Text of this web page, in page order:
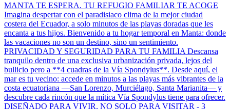
MANTA TE ESPERA. TU REFUGIO FAMILIAR TE ACOGE
Imagina despertar con el paradisiaco clima de la mejor ciudad
costera del Ecuador, a solo minutos de las playas doradas que les
encanta a tus hijos. Bienvenido a tu hogar temporal en Manta: donde
las vacaciones no son un destino, sino un sentimiento.
PRIVACIDAD Y SEGURIDAD PARA TU FAMILIA Descansa
tranquilo dentro de una exclusiva urbanización privada, lejos del
bullicio pero a **4 cuadras de la Vía Spondylus**. Desde aquí, el
mar es tu vecino: accede en minutos a las playas más vibrantes de la
costa ecuatoriana —San Lorenzo, Murciélago, Santa Marianita— y
descubre cada rincón que la mítica Vía Spondylus tiene para ofrecer.
DISEÑADO PARA VIVIR, NO SOLO PARA VISITAR - 3